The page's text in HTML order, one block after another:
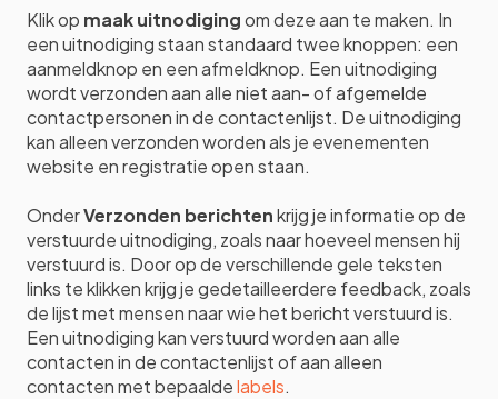
Klik op maak uitnodigingom deze aan te maken. In
een uitnodiging staan standaard twee knoppen: een
aanmeldknop en een afmeldknop. Een uitnodiging
wordt verzonden aan alle niet aan- of afgemelde
contactpersonen in de contactenlijst. De uitnodiging
kan alleen verzonden worden als je evenementen
website en registratie open staan.
OnderVerzonden berichtenkrijg je informatie op de
verstuurde uitnodiging, zoals naar hoeveel mensen hij
verstuurd is. Door op de verschillende gele teksten
links te klikken krijg je gedetailleerdere feedback, zoals
de lijst met mensen naar wie het bericht verstuurd is.
Een uitnodiging kan verstuurd worden aan alle
contacten in de contactenlijst of aan alleen
contacten met bepaaldelabels.